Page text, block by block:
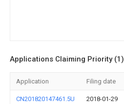
Applications Claiming Priority (1)
Application Filing date
CN201820147461.5U 2018-01-29